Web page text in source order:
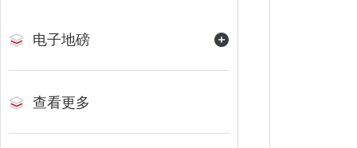
电子地磅
查看更多